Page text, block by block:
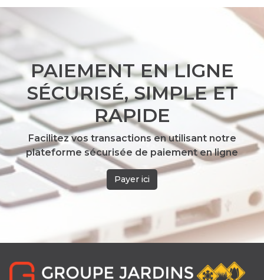
PAIEMENT EN LIGNE
SÉCURISÉ, SIMPLE ET
RAPIDE
Facilitez vos transactions en utilisant notre
plateforme sécurisée de paiement en ligne
Payer ici